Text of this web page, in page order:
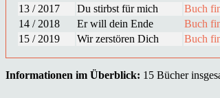
13 / 2017
Du stirbst für mich
Buch
14 / 2018
Er will dein Ende
Buch
15 / 2019
Wir zerstören Dich Buch
Informationen im Überblick: 15 Bücher